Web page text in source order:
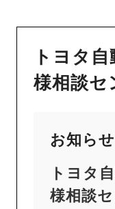
トヨタ
様相談セ
お知らせ
トヨタ
様相談